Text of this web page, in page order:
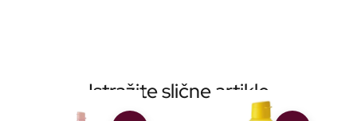
Istražite slične artikle